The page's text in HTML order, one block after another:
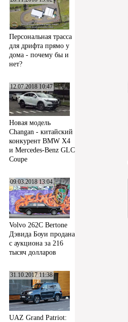
Персональная трасса
для дрифта прямо у
дома - почему бы и
нет?
12.07.2018 10:47
Новая модель
Changan - китайский
конкурент BMW X4
и Mercedes-Benz GLC
Coupe
09.03.2018 13:04
Volvo 262C Bertone
Дэвида Боуи продана
с аукциона за 216
тысяч долларов
31.10.2017 11:38
UAZ Grand Patriot: